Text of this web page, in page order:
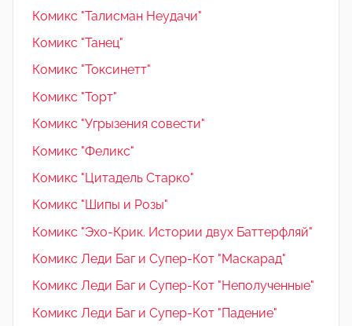
Комикс "Талисман Неудачи"
Комикс "Танец"
Комикс "Токсинетт"
Комикс "Торт"
Комикс "Угрызения совести"
Комикс "Феликс"
Комикс "Цитадель Старко"
Комикс "Шипы и Розы"
Комикс "Эхо-Крик. Истории двух Баттерфляй"
Комикс Леди Баг и Супер-Кот "Маскарад"
Комикс Леди Баг и Супер-Кот "Неполученные"
Комикс Леди Баг и Супер-Кот "Падение"